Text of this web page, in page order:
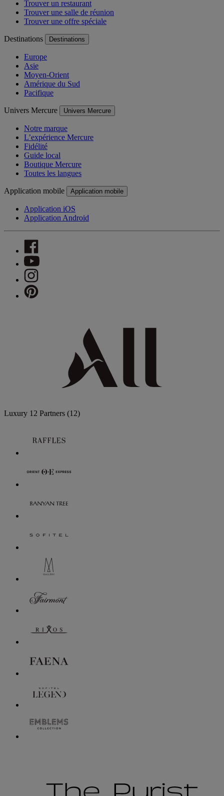
Trouver un restaurant
Trouver une salle de réunion
Trouver une offre spéciale
Destinations Destinations
Europe
Asie
Moyen-Orient
Amérique du Sud
Pacifique
Univers Mercure Univers Mercure
Notre marque
L’expérience Mercure
Fidélité
Guide local
Boutique Mercure
Toutes les langues
Application mobile Application mobile
Application iOS
Application Android
Luxury 12 Partners (12)